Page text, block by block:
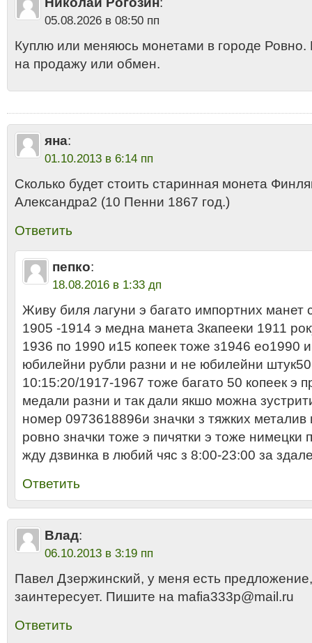
05.08.2026 в 08:50 пп
Куплю или меняюсь монетами в городе Ровно.
на продажу или обмен.
яна:
01.10.2013 в 6:14 пп
Сколько будет стоить старинная монета
Александра2 (10 Пенни 1867 год.)
Ответить
пепко:
18.08.2016 в 1:33 дп
Живу биля лагуни э багато импортних манет
1905 -1914 э медна манета 3капееки 1911
1936 по 1990 и15 копеек тоже з1946 ео1990
юбилейни рубли разни и не юбилейни
10:15:20/1917-1967 тоже багато 50 копеек э
медали разни и так дали якшо можна
номер 0973618896и значки з тяжких металив
ровно значки тоже э пичятки э тоже нимецки
жду дзвинка в любий чяс з 8:00-23:00 за
Ответить
Влад:
06.10.2013 в 3:19 пп
Павел Дзержинский, у меня есть
заинтересует. Пишите на mafia333p@mail.ru
Ответить